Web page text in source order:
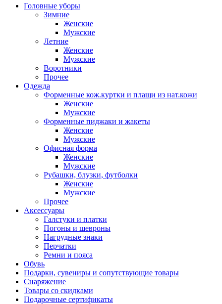
Головные уборы
Зимние
Женские
Мужские
Летние
Женские
Мужские
Воротники
Прочее
Одежда
Форменные кож.куртки и плащи из нат.кожи
Женские
Мужские
Форменные пиджаки и жакеты
Женские
Мужские
Офисная форма
Женские
Мужские
Рубашки, блузки, футболки
Женские
Мужские
Прочее
Аксессуары
Галстуки и платки
Погоны и шевроны
Нагрудные знаки
Перчатки
Ремни и пояса
Обувь
Подарки, сувениры и сопутствующие товары
Снаряжение
Товары со скидками
Подарочные сертификаты